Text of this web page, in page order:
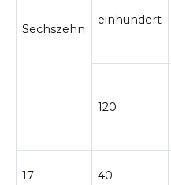
Sechszehn
einhundert
120
17 40